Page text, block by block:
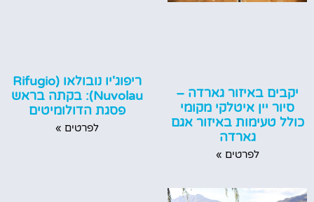
יקבים באיזור גארדה –
סיור יין איטלקי מקומי
כולל טעימות באיזור אגם
גארדה
לפרטים »
ריפוג'יו נובולאו (Rifugio
Nuvolau): בקתה בראש
פסגת הדולומיטים
לפרטים »